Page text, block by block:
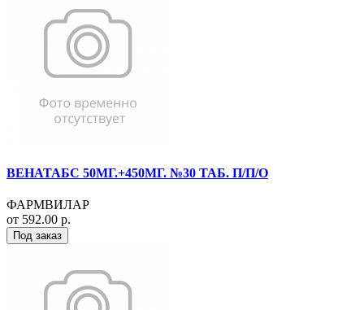
ВЕНАТАБС 50МГ.+450МГ. №30 ТАБ. П/П/О
ФАРМВИЛАР
от 592.00 р.
Под заказ